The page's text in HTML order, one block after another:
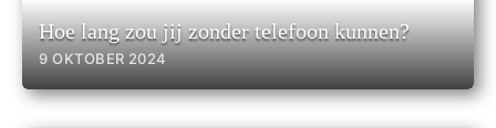
Hoe lang zou jij zonder telefoon kunnen?
9 OKTOBER 2024